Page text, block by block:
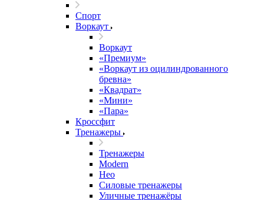
Спорт
Воркаут
Воркаут
«Премиум»
«Воркаут из оцилиндрованного
бревна»
«Квадрат»
«Мини»
«Пара»
Кроссфит
Тренажеры
Тренажеры
Modern
Нео
Силовые тренажеры
Уличные тренажёры